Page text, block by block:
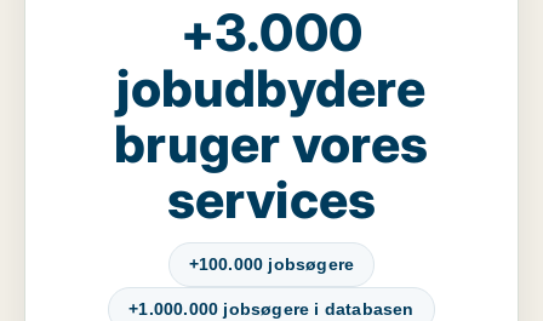
+3.000
jobudbydere
bruger vores
services
+100.000 jobsøgere
+1.000.000 jobsøgere i databasen